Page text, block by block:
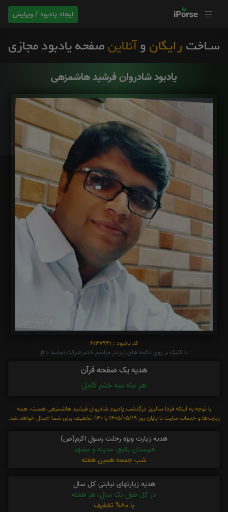
ایجاد یادبود / ویرایش
یادبود شادروان فرشید هاشمزهی
کد یادبود : 6137941
با کلیک بر روی دکمه های زیر،در مراسم ختم شرکت نمایید p:0
هدیه یک صفحه قرآن
هر ماه سه ختم کامل
با توجه به اینکه فردا سالروز درگذشت یادبود شادروان فرشید هاشمزهی هست، همه
زیارت‌ها و خدمات سایت تا پایان روز 1405/05/19 با 30٪ تخفیف برای شما اعمال خواهد شد.
هدیه زیارت ویژه رحلت رسول اکرم(ص)
قبرستان بقیع، مدینه و مشهد
شب جمعه همین هفته
هدیه زیارتهای نیابتی کل سال
در کل طول یک سال، هر هفته
با 80% تخفیف